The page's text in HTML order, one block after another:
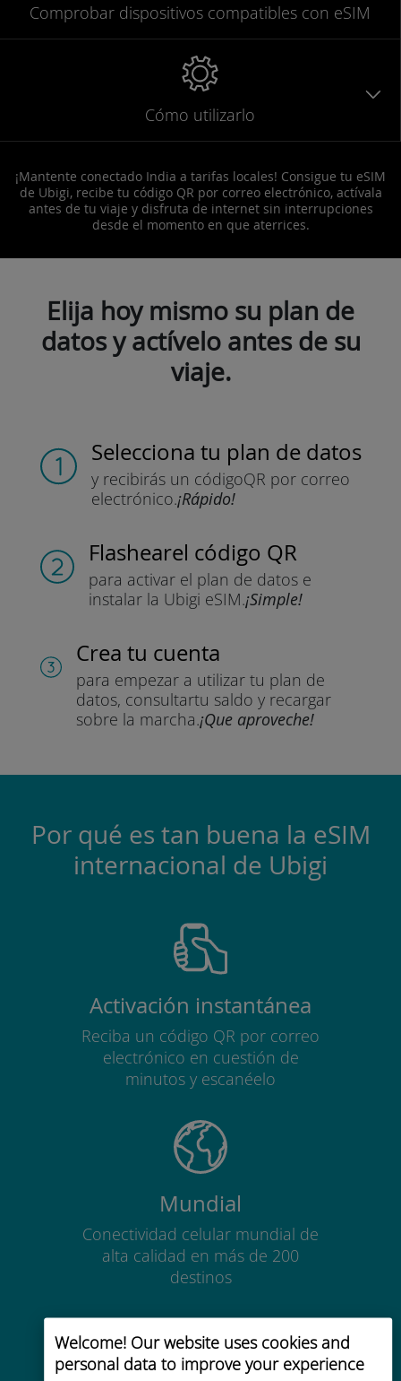
Welcome! Our website uses cookies and
personal data to improve your experience
Comprobar dispositivos compatibles con eSIM
Cómo utilizarlo
¡Mantente conectado India a tarifas locales! Consigue tu eSIM
de Ubigi, recibe tu código QR por correo electrónico, actívala
antes de tu viaje y disfruta de internet sin interrupciones
desde el momento en que aterrices.
Elija hoy mismo su plan de
datos y actívelo antes de su
viaje.
Selecciona tu plan de datos
y recibirás un códigoQR por correo
electrónico.¡Rápido!
Flashearel código QR
para activar el plan de datos e
instalar la Ubigi eSIM.¡Simple!
Crea tu cuenta
para empezar a utilizar tu plan de
datos, consultartu saldo y recargar
sobre la marcha.¡Que aproveche!
Por qué es tan buena la eSIM
internacional de Ubigi
Activación instantánea
Reciba un código QR por correo
electrónico en cuestión de
minutos y escanéelo
Mundial
Conectividad celular mundial de
alta calidad en más de 200
destinos